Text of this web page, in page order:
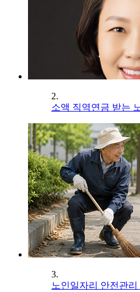
2.
소액 직역연금 받는
3.
노인일자리 안전관리